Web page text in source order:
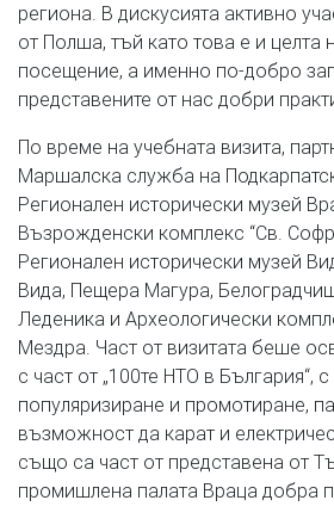
региона. В дискусията активно
от Полша, тъй като това е и целта
посещение, а именно по-добро
представените от нас добри
По време на учебната визита,
Маршалска служба на
Регионален исторически музей
Възрожденски комплекс “Св.
Регионален исторически музей
Вида, Пещера Магура,
Леденика и Археологически
Мездра. Част от визитата беше
с част от „100те НТО в България“,
популяризиране и промотиране,
възможност да карат и
също са част от представена от
промишлена палата Враца добра